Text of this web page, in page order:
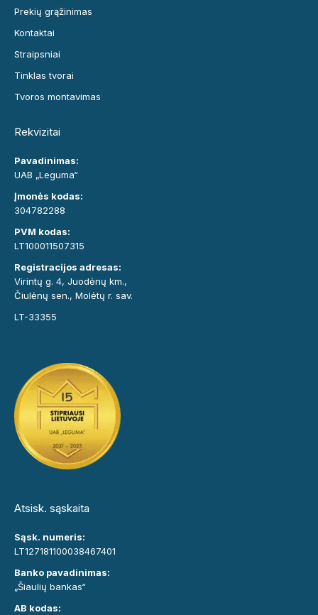
Prekių grąžinimas
Kontaktai
Straipsniai
Tinklas tvorai
Tvoros montavimas
Rekvizitai
Pavadinimas:
UAB „Leguma“
Įmonės kodas:
304782288
PVM kodas:
LT100011507315
Registracijos adresas:
Virintų g. 4, Juodėnų km.,
Čiulėnų sen., Molėtų r. sav.
LT-33355
Atsisk. sąskaita
Sąsk. numeris:
LT127181100038467401
Banko pavadinimas:
„Šiaulių bankas“
AB kodas: